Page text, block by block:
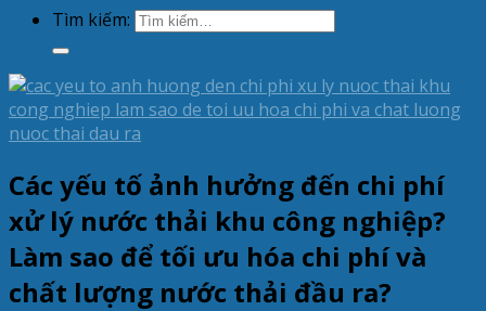
Tìm kiếm:
Các yếu tố ảnh hưởng đến chi phí
xử lý nước thải khu công nghiệp?
Làm sao để tối ưu hóa chi phí và
chất lượng nước thải đầu ra?